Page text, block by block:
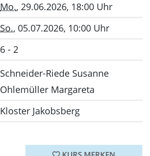
Mo., 29.06.2026, 18:00 Uhr
So., 05.07.2026, 10:00 Uhr
6 - 2
Schneider-Riede Susanne
Ohlemüller Margareta
Kloster Jakobsberg